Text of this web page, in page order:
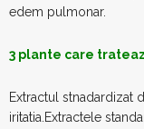
edem pulmonar.
3 plante care
Extractul stnadardizat
iritatia.Extractele